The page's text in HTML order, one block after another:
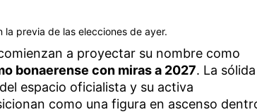
la previa de las elecciones de ayer.
a proyectar su nombre como
bonaerense con miras a 2027. La sólida
espacio oficialista y su activa
como una figura en ascenso